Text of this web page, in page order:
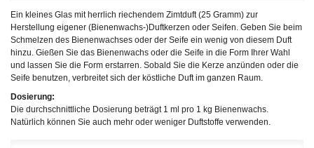
Ein kleines Glas mit herrlich riechendem Zimtduft (25 Gramm) zur
Herstellung eigener (Bienenwachs-)Duftkerzen oder Seifen. Geben Sie beim
Schmelzen des Bienenwachses oder der Seife ein wenig von diesem Duft
hinzu. Gießen Sie das Bienenwachs oder die Seife in die Form Ihrer Wahl
und lassen Sie die Form erstarren. Sobald Sie die Kerze anzünden oder die
Seife benutzen, verbreitet sich der köstliche Duft im ganzen Raum.
Dosierung:
Die durchschnittliche Dosierung beträgt 1 ml pro 1 kg Bienenwachs.
Natürlich können Sie auch mehr oder weniger Duftstoffe verwenden.